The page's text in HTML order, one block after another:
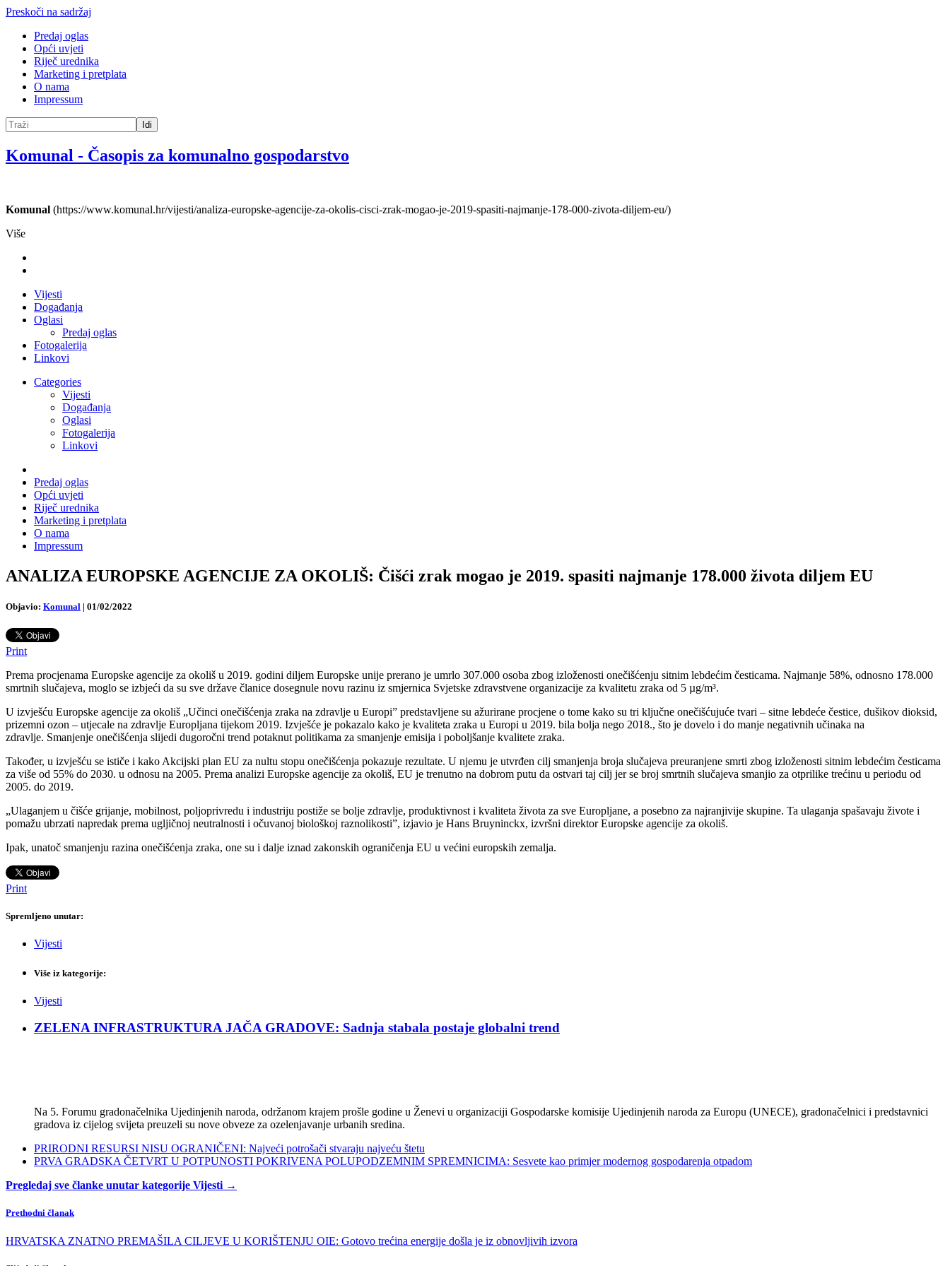
Preskoči na sadržaj
Predaj oglas
Opći uvjeti
Riječ urednika
Marketing i pretplata
O nama
Impressum
Idi
Komunal - Časopis za komunalno gospodarstvo
Komunal (https://www.komunal.hr/vijesti/analiza-europske-agencije-za-okolis-cisci-zrak-mogao-je-2019-spasiti-najmanje-178-000-zivota-diljem-eu/)
Više
Vijesti
Događanja
Oglasi
Predaj oglas
Fotogalerija
Linkovi
Categories
Vijesti
Događanja
Oglasi
Fotogalerija
Linkovi
Predaj oglas
Opći uvjeti
Riječ urednika
Marketing i pretplata
O nama
Impressum
ANALIZA EUROPSKE AGENCIJE ZA OKOLIŠ: Čišći zrak mogao je 2019. spasiti najmanje 178.000 života diljem EU
Objavio: Komunal | 01/02/2022
Print
Prema procjenama Europske agencije za okoliš u 2019. godini diljem Europske unije prerano je umrlo 307.000 osoba zbog izloženosti onečišćenju sitnim lebdećim česticama. Najmanje 58%, odnosno 178.000
smrtnih slučajeva, moglo se izbjeći da su sve države članice dosegnule novu razinu iz smjernica Svjetske zdravstvene organizacije za kvalitetu zraka od 5 µg/m³.
U izvješću Europske agencije za okoliš „Učinci onečišćenja zraka na zdravlje u Europi” predstavljene su ažurirane procjene o tome kako su tri ključne onečišćujuće tvari – sitne lebdeće čestice, dušikov dioksid,
prizemni ozon – utjecale na zdravlje Europljana tijekom 2019. Izvješće je pokazalo kako je kvaliteta zraka u Europi u 2019. bila bolja nego 2018., što je dovelo i do manje negativnih učinaka na
zdravlje. Smanjenje onečišćenja slijedi dugoročni trend potaknut politikama za smanjenje emisija i poboljšanje kvalitete zraka.
Također, u izvješću se ističe i kako Akcijski plan EU za nultu stopu onečišćenja pokazuje rezultate. U njemu je utvrđen cilj smanjenja broja slučajeva preuranjene smrti zbog izloženosti sitnim lebdećim česticama
za više od 55% do 2030. u odnosu na 2005. Prema analizi Europske agencije za okoliš, EU je trenutno na dobrom putu da ostvari taj cilj jer se broj smrtnih slučajeva smanjio za otprilike trećinu u periodu od
2005. do 2019.
„Ulaganjem u čišće grijanje, mobilnost, poljoprivredu i industriju postiže se bolje zdravlje, produktivnost i kvaliteta života za sve Europljane, a posebno za najranjivije skupine. Ta ulaganja spašavaju živote i
pomažu ubrzati napredak prema ugljičnoj neutralnosti i očuvanoj biološkoj raznolikosti”, izjavio je Hans Bruyninckx, izvršni direktor Europske agencije za okoliš.
Ipak, unatoč smanjenju razina onečišćenja zraka, one su i dalje iznad zakonskih ograničenja EU u većini europskih zemalja.
Print
Spremljeno unutar:
Vijesti
Više iz kategorije:
Vijesti
ZELENA INFRASTRUKTURA JAČA GRADOVE: Sadnja stabala postaje globalni trend
Na 5. Forumu gradonačelnika Ujedinjenih naroda, održanom krajem prošle godine u Ženevi u organizaciji Gospodarske komisije Ujedinjenih naroda za Europu (UNECE), gradonačelnici i predstavnici
gradova iz cijelog svijeta preuzeli su nove obveze za ozelenjavanje urbanih sredina.
PRIRODNI RESURSI NISU OGRANIČENI: Najveći potrošači stvaraju najveću štetu
PRVA GRADSKA ČETVRT U POTPUNOSTI POKRIVENA POLUPODZEMNIM SPREMNICIMA: Sesvete kao primjer modernog gospodarenja otpadom
Pregledaj sve članke unutar kategorije Vijesti →
Prethodni članak
HRVATSKA ZNATNO PREMAŠILA CILJEVE U KORIŠTENJU OIE: Gotovo trećina energije došla je iz obnovljivih izvora